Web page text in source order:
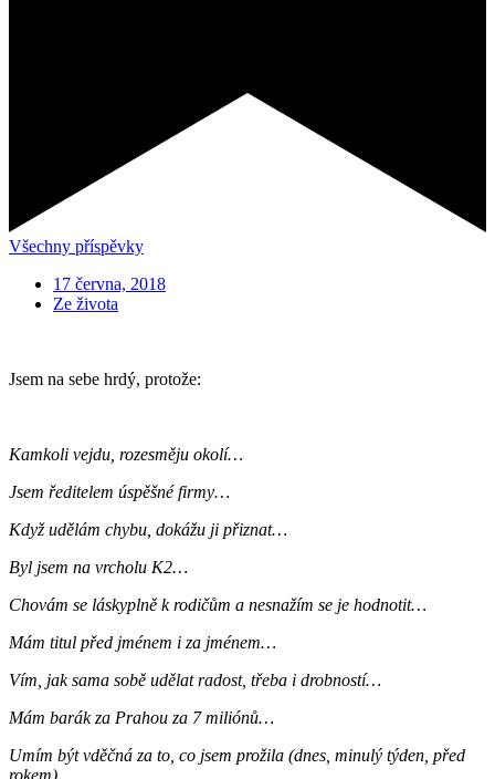
Všechny příspěvky
17 června, 2018
Ze života
Jsem na sebe hrdý, protože:
Kamkoli vejdu, rozesměju okolí…
Jsem ředitelem úspěšné firmy…
Když udělám chybu, dokážu ji přiznat…
Byl jsem na vrcholu K2…
Chovám se láskyplně k rodičům a nesnažím se je hodnotit…
Mám titul před jménem i za jménem…
Vím, jak sama sobě udělat radost, třeba i drobností…
Mám barák za Prahou za 7 miliónů…
Umím být vděčná za to, co jsem prožila (dnes, minulý týden, před
rokem)…